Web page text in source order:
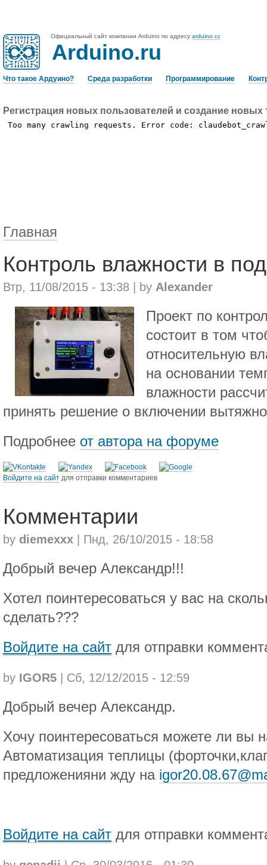
Официальный сайт компании Arduino по адресу arduino.cc
Arduino.ru
Что такое Ардуино? Среда разработки Программирование
Регистрация новых пользователей и создание
Главная
Контроль влажности в
Втр, 11/08/2015 - 13:38 | by Alexander
Проект по
состоит в том
относительную
на основании
влажности
принять решение о включении
Подробнее от автора на форуме
Войдите на сайт для отправки комментариев
Комментарии
by diemexxx | Пнд, 26/10/2015 - 18:58
Добрый вечер Александр!!!
Хотел поинтересоваться у вас на
сделать???
Войдите на сайт для отправки
by IGOR5 | Сб, 12/12/2015 - 12:59
Добрый вечер Александр.
Хочу поинтересоваться можете ли вы
Автоматизация теплицы
предложенияни жду на
Войдите на сайт для отправки